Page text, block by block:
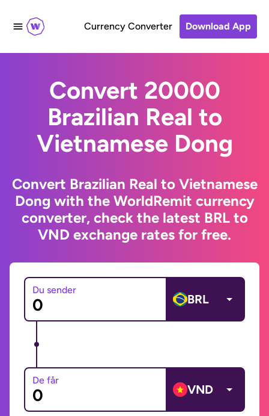
Currency Converter Download App
Convert 20000
Brazilian Real to
Vietnamese Dong
Convert Brazilian Real to Vietnamese
Dong with the WorldRemit currency
converter, check the latest BRL to
VND exchange rates for free.
Du sender
BRL
De får
VND